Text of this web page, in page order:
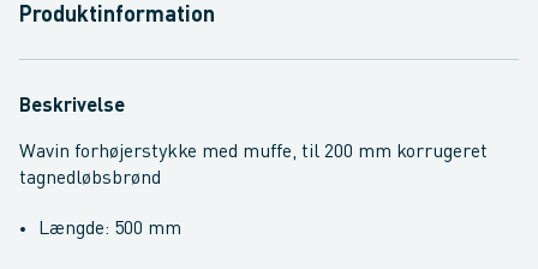
Produktinformation
Beskrivelse
Wavin forhøjerstykke med muffe, til 200 mm korrugeret
tagnedløbsbrønd
Længde: 500 mm